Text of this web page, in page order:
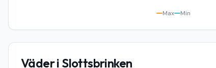
Max Min
Väder i Slottsbrinken